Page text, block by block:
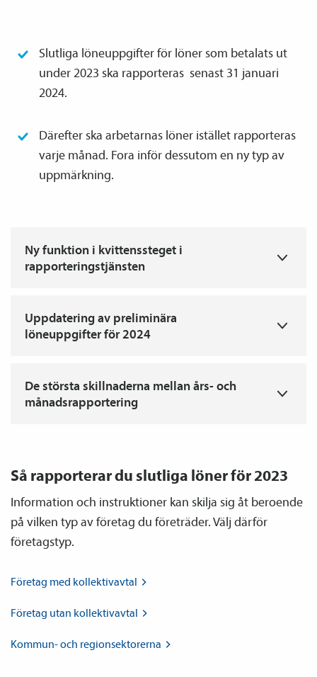
Slutliga löneuppgifter för löner som betalats ut
under 2023 ska rapporteras senast 31 januari
2024.
Därefter ska arbetarnas löner istället rapporteras
varje månad. Fora inför dessutom en ny typ av
upp­märkning.
Ny funktion i kvittenssteget i
rapporteringstjänsten
Uppdatering av preliminära
löneuppgifter för 2024
De största skillnaderna mellan års- och
månadsrapportering
Så rapporterar du slutliga löner för 2023
Information och instruktioner kan skilja sig åt beroende
på vilken typ av företag du företräder. Välj därför
företagstyp.
Företag med kollektiv­avtal
Företag utan kollektiv­avtal
Kommun- och regionsektorerna